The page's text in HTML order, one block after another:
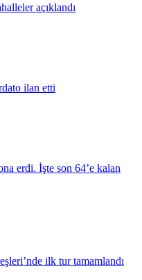
açıklandı
ilan etti
erdi. İşte son 64’e kalan
ilk tur tamamlandı